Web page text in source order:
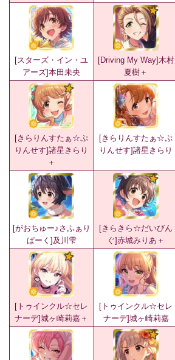
[スターズ・イン・ユ
アーズ]本田未央
[Driving My Way]木村
夏樹＋
[きらりんすたぁ☆ぷ
りんせす]諸星きらり
＋
[きらりんすたぁ☆ぷ
りんせす]諸星きらり
[がおちゅー♪さふぁり
ぱーく]及川雫
[きらきら☆だいびん
ぐ]赤城みりあ＋
[トゥインクル☆セレ
ナーデ]城ヶ崎莉嘉＋
[トゥインクル☆セレ
ナーデ]城ヶ崎莉嘉